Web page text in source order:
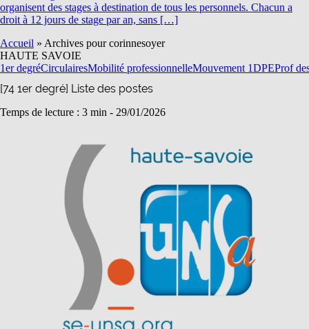
organisent des stages à destination de tous les personnels. Chacun a
droit à 12 jours de stage par an, sans […]
Accueil » Archives pour corinnesoyer
HAUTE SAVOIE
1er degréCirculairesMobilité professionnelleMouvement 1DPEProf
[74 1er degré] Liste des postes
Temps de lecture : 3 min - 29/01/2026